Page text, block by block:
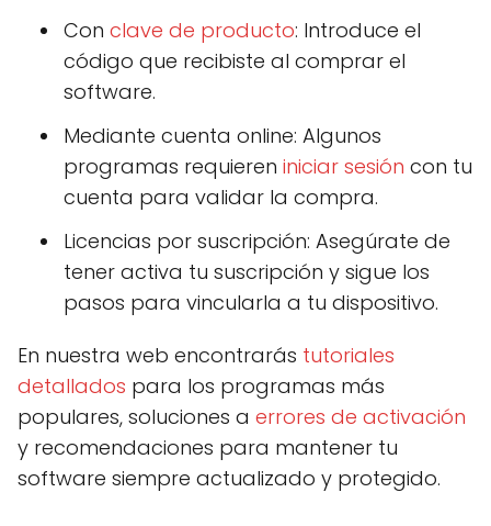
Con clave de producto: Introduce el
código que recibiste al comprar el
software.
Mediante cuenta online: Algunos
programas requieren iniciar sesión con tu
cuenta para validar la compra.
Licencias por suscripción: Asegúrate de
tener activa tu suscripción y sigue los
pasos para vincularla a tu dispositivo.
En nuestra web encontrarás tutoriales
detallados para los programas más
populares, soluciones a errores de activación
y recomendaciones para mantener tu
software siempre actualizado y protegido.